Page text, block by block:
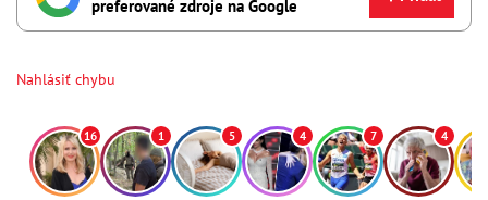
preferované zdroje na Google
Nahlásiť chybu
16 1 5 4 7 4